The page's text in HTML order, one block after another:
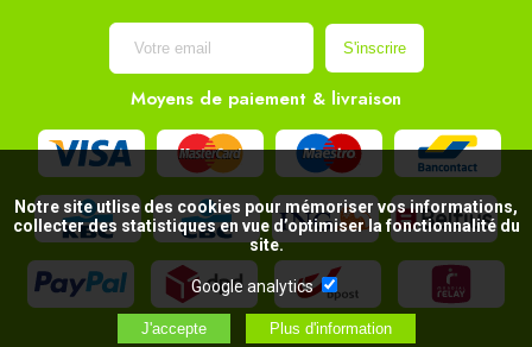
Moyens de paiement & livraison
Notre site utlise des cookies pour mémoriser vos informations,
collecter des statistiques en vue d’optimiser la fonctionnalité du
site.
Google analytics